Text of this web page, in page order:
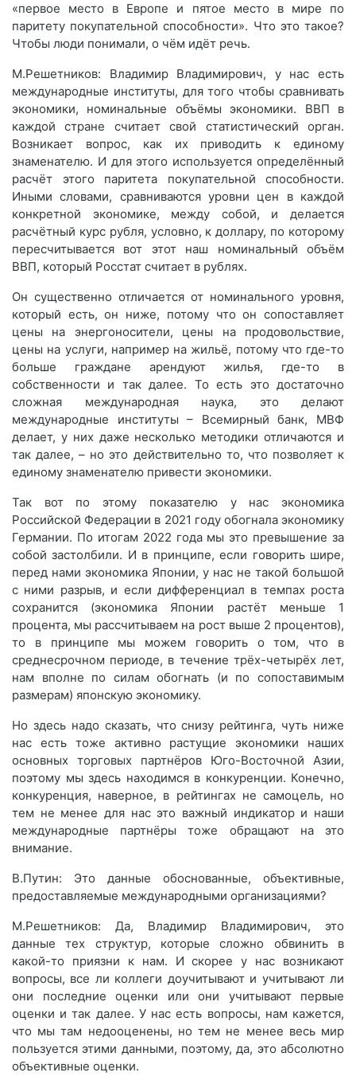
«первое место в Европе и пятое место в мире по
паритету покупательной способности». Что это такое?
Чтобы люди понимали, о чём идёт речь.
М.Решетников: Владимир Владимирович, у нас есть
международные институты, для того чтобы сравнивать
экономики, номинальные объёмы экономики. ВВП в
каждой стране считает свой статистический орган.
Возникает вопрос, как их приводить к единому
знаменателю. И для этого используется определённый
расчёт этого паритета покупательной способности.
Иными словами, сравниваются уровни цен в каждой
конкретной экономике, между собой, и делается
расчётный курс рубля, условно, к доллару, по которому
пересчитывается вот этот наш номинальный объём
ВВП, который Росстат считает в рублях.
Он существенно отличается от номинального уровня,
который есть, он ниже, потому что он сопоставляет
цены на энергоносители, цены на продовольствие,
цены на услуги, например на жильё, потому что где-то
больше граждане арендуют жилья, где-то в
собственности и так далее. То есть это достаточно
сложная международная наука, это делают
международные институты – Всемирный банк, МВФ
делает, у них даже несколько методики отличаются и
так далее, – но это действительно то, что позволяет к
единому знаменателю привести экономики.
Так вот по этому показателю у нас экономика
Российской Федерации в 2021 году обогнала экономику
Германии. По итогам 2022 года мы это превышение за
собой застолбили. И в принципе, если говорить шире,
перед нами экономика Японии, у нас не такой большой
с ними разрыв, и если дифференциал в темпах роста
сохранится (экономика Японии растёт меньше 1
процента, мы рассчитываем на рост выше 2 процентов),
то в принципе мы можем говорить о том, что в
среднесрочном периоде, в течение трёх-четырёх лет,
нам вполне по силам обогнать (и по сопоставимым
размерам) японскую экономику.
Но здесь надо сказать, что снизу рейтинга, чуть ниже
нас есть тоже активно растущие экономики наших
основных торговых партнёров Юго-Восточной Азии,
поэтому мы здесь находимся в конкуренции. Конечно,
конкуренция, наверное, в рейтингах не самоцель, но
тем не менее для нас это важный индикатор и наши
международные партнёры тоже обращают на это
внимание.
В.Путин: Это данные обоснованные, объективные,
предоставляемые международными организациями?
М.Решетников: Да, Владимир Владимирович, это
данные тех структур, которые сложно обвинить в
какой-то приязни к нам. И скорее у нас возникают
вопросы, все ли коллеги доучитывают и учитывают ли
они последние оценки или они учитывают первые
оценки и так далее. У нас есть вопросы, нам кажется,
что мы там недооценены, но тем не менее весь мир
пользуется этими данными, поэтому, да, это абсолютно
объективные оценки.